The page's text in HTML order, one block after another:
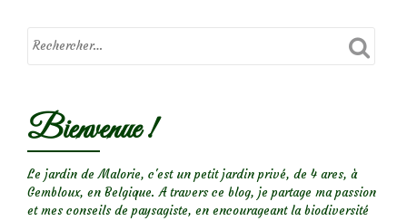
Bienvenue !
Le jardin de Malorie, c'est un petit jardin privé, de 4 ares, à
Gembloux, en Belgique. A travers ce blog, je partage ma passion
et mes conseils de paysagiste, en encourageant la biodiversité